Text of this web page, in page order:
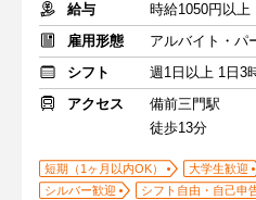
給与
時給1050円以上
雇用形態
アルバイト・パ
シフト
週1日以上 1日3
アクセス
備前三門駅
徒歩13分
短期（1ヶ月以内OK） 大学生歓迎
シルバー歓迎
シフト自由・自己申